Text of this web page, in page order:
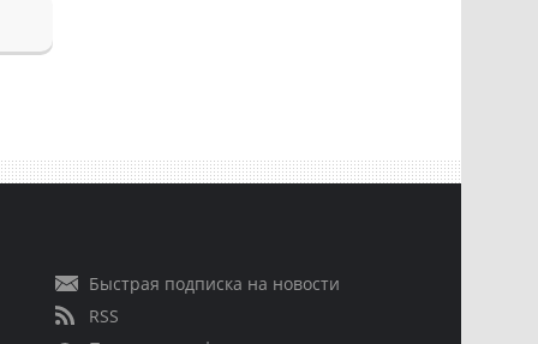
Быстрая подписка на новости
RSS